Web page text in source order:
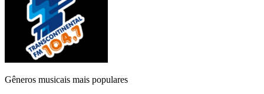
Gêneros musicais mais populares